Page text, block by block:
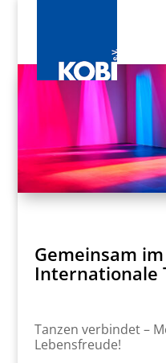
Gemeinsam
Internationale
Tanzen verbindet –
Lebensfreude!